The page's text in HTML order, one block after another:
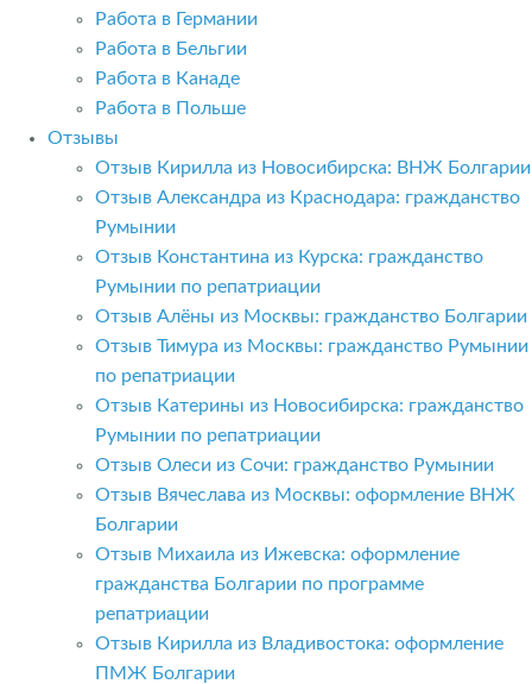
Работа в Германии
Работа в Бельгии
Работа в Канаде
Работа в Польше
Отзывы
Отзыв Кирилла из Новосибирска: ВНЖ Болгарии
Отзыв Александра из Краснодара: гражданство
Румынии
Отзыв Константина из Курска: гражданство
Румынии по репатриации
Отзыв Алёны из Москвы: гражданство Болгарии
Отзыв Тимура из Москвы: гражданство Румынии
по репатриации
Отзыв Катерины из Новосибирска: гражданство
Румынии по репатриации
Отзыв Олеси из Сочи: гражданство Румынии
Отзыв Вячеслава из Москвы: оформление ВНЖ
Болгарии
Отзыв Михаила из Ижевска: оформление
гражданства Болгарии по программе
репатриации
Отзыв Кирилла из Владивостока: оформление
ПМЖ Болгарии